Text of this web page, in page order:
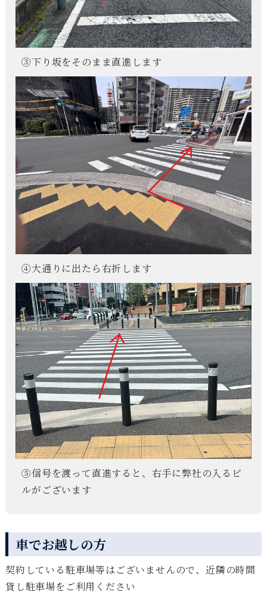
③下り坂をそのまま直進します
④大通りに出たら右折します
⑤信号を渡って直進すると、右手に弊社の入るビ
ルがございます
車でお越しの方
契約している駐車場等はございませんので、近隣の時間
貸し駐車場をご利用ください